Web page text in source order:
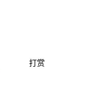
打赏